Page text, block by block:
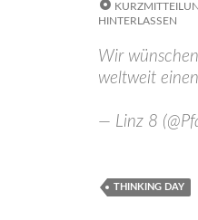
HINTERLASSEN
Wir
weltweit
— Linz 8
THINKING DAY